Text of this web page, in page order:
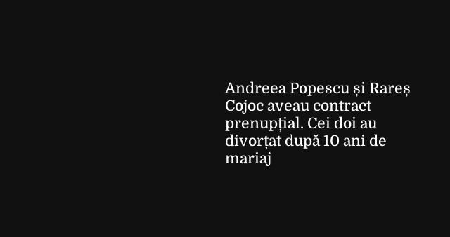
Andreea Popescu și Rareș
Cojoc aveau contract
prenupțial. Cei doi au
divorțat după 10 ani de
mariaj